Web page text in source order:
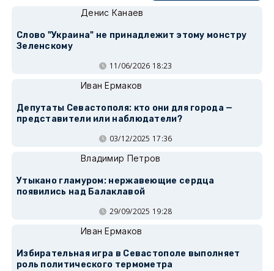
Денис Канаев
Слово "Украина" не принадлежит этому монстру
Зеленскому
11/06/2026 18:23
Иван Ермаков
Депутаты Севастополя: кто они для города —
представители или наблюдатели?
03/12/2025 17:36
Владимир Петров
Утыкано гламуром: нержавеющие сердца
появились над Балаклавой
29/09/2025 19:28
Иван Ермаков
Избирательная игра в Севастополе выполняет
роль политического термометра